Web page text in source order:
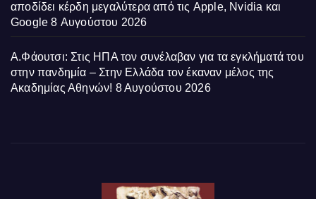
αποδίδει κέρδη μεγαλύτερα από τις Apple, Nvidia και
Google 8 Αυγούστου 2026
Α.Φάουτσι: Στις ΗΠΑ τον συνέλαβαν για τα εγκλήματά του
στην πανδημία – Στην Ελλάδα τον έκαναν μέλος της
Ακαδημίας Αθηνών! 8 Αυγούστου 2026